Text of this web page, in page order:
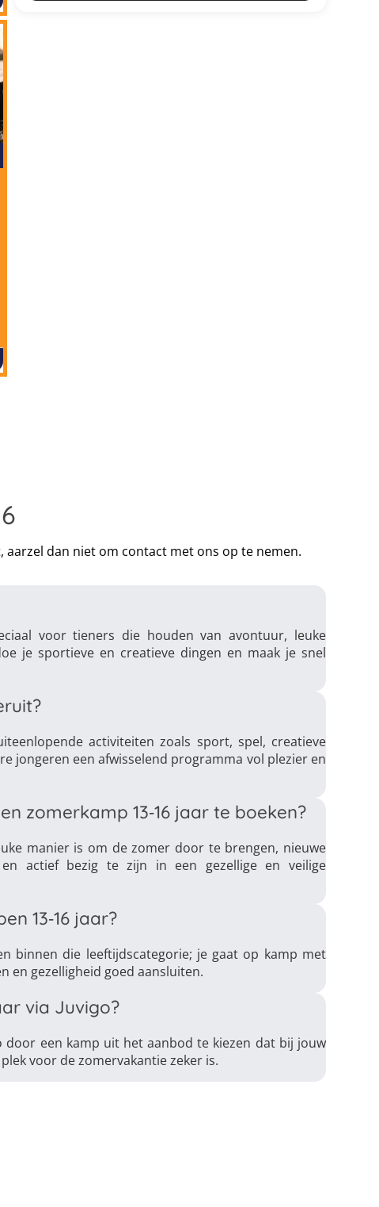
aarzel dan niet om contact met ons op te nemen.
voor tieners die houden van avontuur, leuke
je sportieve en creatieve dingen en maak je snel
activiteiten zoals sport, spel, creatieve
jongeren een afwisselend programma vol plezier en
zomerkamp 13‑16 jaar te boeken?
manier is om de zomer door te brengen, nieuwe
actief bezig te zijn in een gezellige en veilige
13‑16 jaar?
binnen die leeftijdscategorie; je gaat op kamp met
en gezelligheid goed aansluiten.
via Juvigo?
door een kamp uit het aanbod te kiezen dat bij jouw
voor de zomervakantie zeker is.